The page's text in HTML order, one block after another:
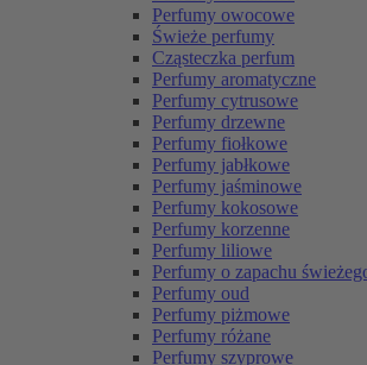
Perfumy owocowe
Świeże perfumy
Cząsteczka perfum
Perfumy aromatyczne
Perfumy cytrusowe
Perfumy drzewne
Perfumy fiołkowe
Perfumy jabłkowe
Perfumy jaśminowe
Perfumy kokosowe
Perfumy korzenne
Perfumy liliowe
Perfumy o zapachu
Perfumy oud
Perfumy piżmowe
Perfumy różane
Perfumy szyprowe